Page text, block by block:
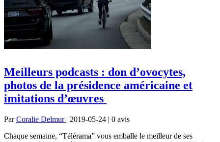
Meilleurs podcasts : don d’ovocytes,
photos de la présidence américaine et
imitations d’œuvres
ParCoralie Delmur | 2019-05-24 | 0 avis
Chaque semaine, “Télérama” vous emballe le meilleur de ses